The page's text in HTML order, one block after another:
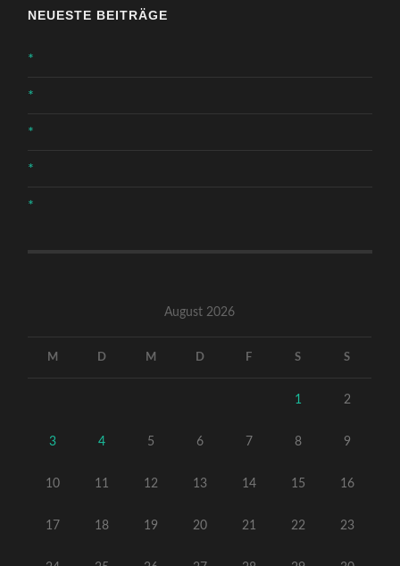
NEUESTE BEITRÄGE
*
*
*
*
*
August 2026
M D M D F S S
1 2
3 4 5 6 7 8 9
10 11 12 13 14 15 16
17 18 19 20 21 22 23